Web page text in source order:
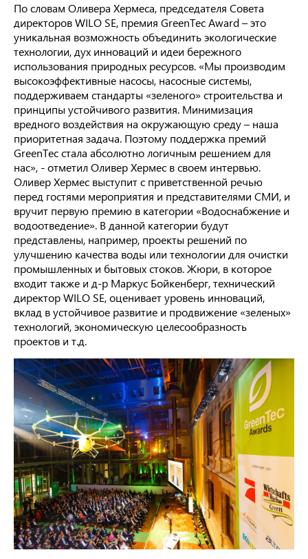
По словам Оливера Хермеса, председателя Совета
директоров WILO SE, премия GreenTec Award – это
уникальная возможность объединить экологические
технологии, дух инноваций и идеи бережного
использования природных ресурсов. «Мы производим
высокоэффективные насосы, насосные системы,
поддерживаем стандарты «зеленого» строительства и
принципы устойчивого развития. Минимизация
вредного воздействия на окружающую среду – наша
приоритетная задача. Поэтому поддержка премий
GreenTec стала абсолютно логичным решением для
нас», - отметил Оливер Хермес в своем интервью.
Оливер Хермес выступит с приветственной речью
перед гостями мероприятия и представителями СМИ, и
вручит первую премию в категории «Водоснабжение и
водоотведение». В данной категории будут
представлены, например, проекты решений по
улучшению качества воды или технологии для очистки
промышленных и бытовых стоков. Жюри, в которое
входит также и д-р Маркус Бойкенберг, технический
директор WILO SE, оценивает уровень инноваций,
вклад в устойчивое развитие и продвижение «зеленых»
технологий, экономическую целесообразность
проектов и т.д.